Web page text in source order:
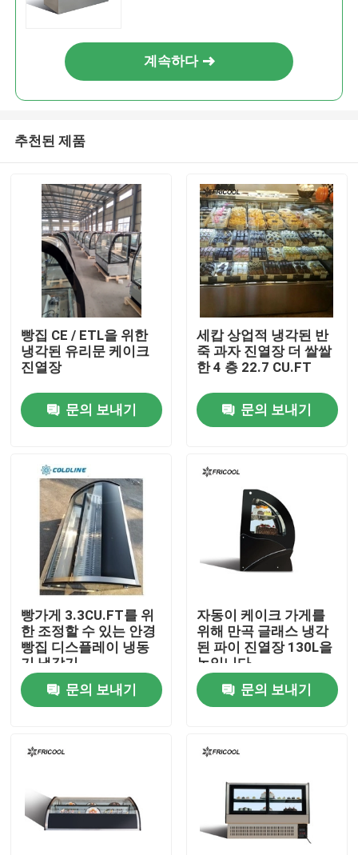
홈
회사 소개
공장 투어
품질 관리
연락처
모든 케이스
냉각된 빵집 진열장
냉각된 조제식품 건
계속하다
추천된 제품
빵집 CE / ETL을 위한
냉각된 유리문 케이크
진열장
문의 보내기
세캅 상업적 냉각된 반
죽 과자 진열장 더 쌀쌀
한 4 층 22.7 CU.FT
문의 보내기
빵가게 3.3CU.FT를 위
한 조정할 수 있는 안경
빵집 디스플레이 냉동
기 냉각기
문의 보내기
자동이 케이크 가게를
위해 만곡 글래스 냉각
된 파이 진열장 130L을
녹입니다
문의 보내기